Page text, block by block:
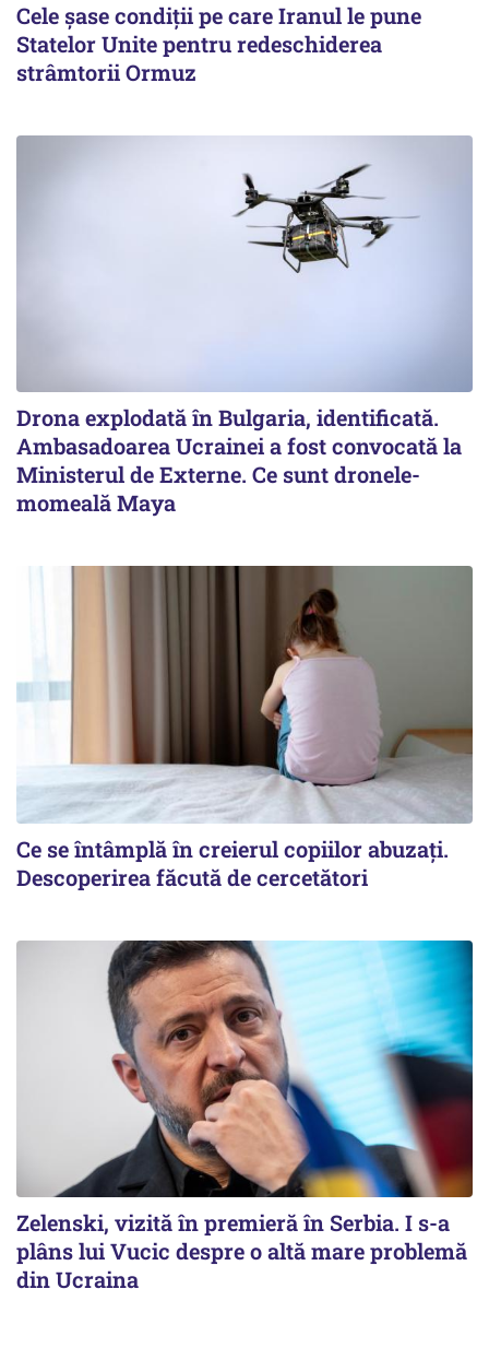
Cele șase condiții pe care Iranul le pune
Statelor Unite pentru redeschiderea
strâmtorii Ormuz
Drona explodată în Bulgaria, identificată.
Ambasadoarea Ucrainei a fost convocată la
Ministerul de Externe. Ce sunt dronele-
momeală Maya
Ce se întâmplă în creierul copiilor abuzați.
Descoperirea făcută de cercetători
Zelenski, vizită în premieră în Serbia. I s-a
plâns lui Vucic despre o altă mare problemă
din Ucraina